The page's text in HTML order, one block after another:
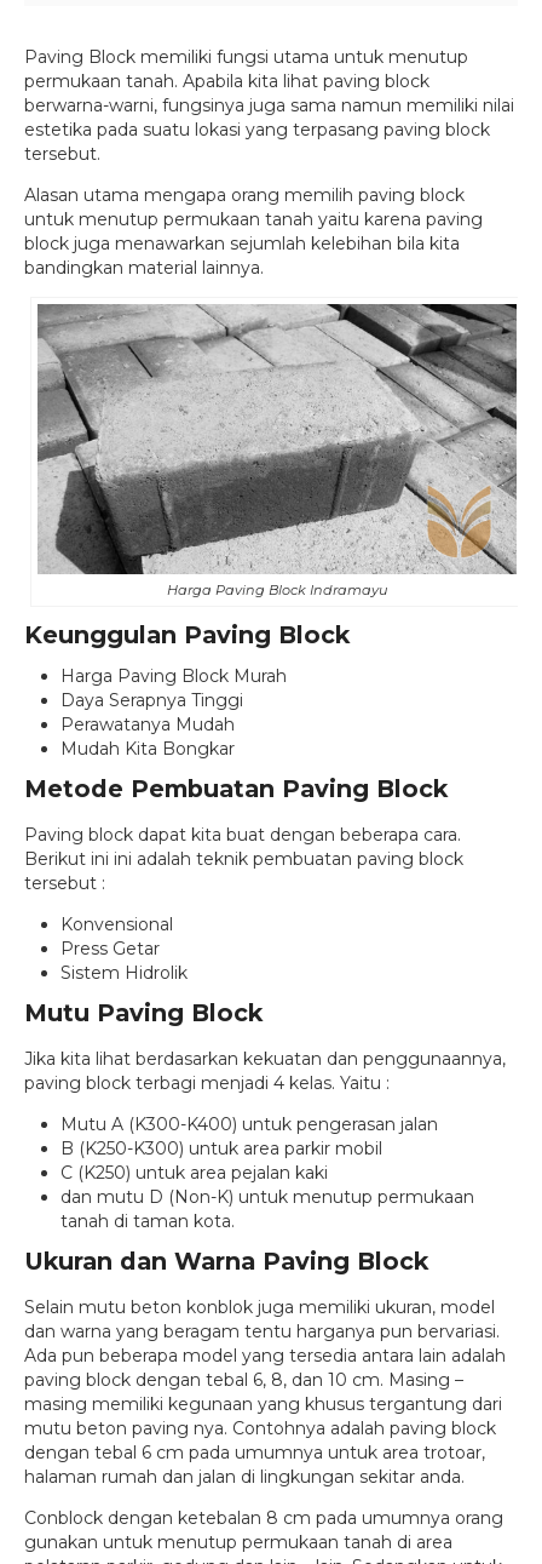
Paving Block memiliki fungsi utama untuk menutup
permukaan tanah. Apabila kita lihat paving block
berwarna-warni, fungsinya juga sama namun memiliki nilai
estetika pada suatu lokasi yang terpasang paving block
tersebut.
Alasan utama mengapa orang memilih paving block
untuk menutup permukaan tanah yaitu karena paving
block juga menawarkan sejumlah kelebihan bila kita
bandingkan material lainnya.
Harga Paving Block Indramayu
Keunggulan Paving Block
Harga Paving Block Murah
Daya Serapnya Tinggi
Perawatanya Mudah
Mudah Kita Bongkar
Metode Pembuatan Paving Block
Paving block dapat kita buat dengan beberapa cara.
Berikut ini ini adalah teknik pembuatan paving block
tersebut :
Konvensional
Press Getar
Sistem Hidrolik
Mutu Paving Block
Jika kita lihat berdasarkan kekuatan dan penggunaannya,
paving block terbagi menjadi 4 kelas. Yaitu :
Mutu A (K300-K400) untuk pengerasan jalan
B (K250-K300) untuk area parkir mobil
C (K250) untuk area pejalan kaki
dan mutu D (Non-K) untuk menutup permukaan
tanah di taman kota.
Ukuran dan Warna Paving Block
Selain mutu beton konblok juga memiliki ukuran, model
dan warna yang beragam tentu harganya pun bervariasi.
Ada pun beberapa model yang tersedia antara lain adalah
paving block dengan tebal 6, 8, dan 10 cm. Masing –
masing memiliki kegunaan yang khusus tergantung dari
mutu beton paving nya. Contohnya adalah paving block
dengan tebal 6 cm pada umumnya untuk area trotoar,
halaman rumah dan jalan di lingkungan sekitar anda.
Conblock dengan ketebalan 8 cm pada umumnya orang
gunakan untuk menutup permukaan tanah di area